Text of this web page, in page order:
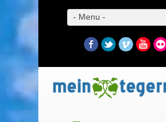
- Menu -
Facebook
TwitterVimeo